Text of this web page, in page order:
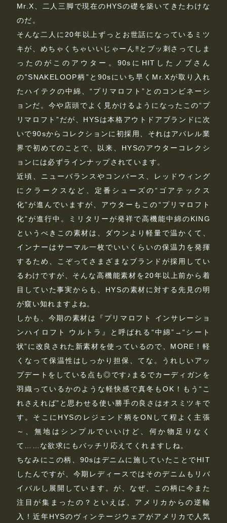
Mr.X、二人三脚で現在のHYSの礎を築いてきたわけな
のだ。
そんな二人に20年以上ずっとお世話になっているミツ
キが、めちゃくちゃいいじゃーん‼とブッ刺さってしま
ったのがこのアウター。90sにHITしたノブさん
の‟SNAKELOOP柄”と90sにいち早くMr.Xが取り入れ
たハイテクの中綿、“プリマロフト”とのコンビネーシ
ョンだ。今や店頭でよく見かけるようになったこの“プ
リマロフト”だが、HYSは本格アウトドアブランドに次
いで90sからコレクションに初採用、それはアパレル業
界で初めてのことで、以来、HYSのアウターコレクシ
ョンには必ずラインナップされています。
近頃、ニューバランスやコンバース、レッドウィング
にクラークスなど、定番シューズの“ゴアテックス
化”が進んでいますが、アウターもこの“プリマロフト
化”が進行中。ミリタリーが発祥で高機能中綿のKING
というべきこの素材は、ダウンより軽量で温かくて、
インナーはサーマル一枚でいいくらいの保温力を発揮
するため、こぞってさまざまなブランドが採用してい
るわけですが、そんな高機能素材を20年以上前から着
目していた事実からも、HYSの素材に対する先見の明
が窺い知れますよね。
しかも、今期の素材は『プリマロフト インサレーショ
ンハイロフト ウルトラ』と呼ばれる“中綿”→“シート
状”に改良された新素材を使っているので、MORE！軽
くなって保温性はしっかり担保、てな。うれしいアッ
プデートをしている点も◎です♪まるでカーディガンを
羽織っているかのような軽快感で真冬もOK！もう“こ
れさえれば”と思わせる使い勝手の良さはオスミツキで
す。そこにHYSのレジェンド柄をONして程よく主張
～、無地はシンプルでいいけど、何か物足りなく
て……な欲求にもバッチリ応えてくれますしね。
ちなみにこの柄、90sはデニムに施していたことでHIT
したんですが、今期レディースではそのデニムもリバ
イバルし展開しています。が、なぜ、この柄に今また
注目が集まったの？といえば、アメリカからの逆輸
入！近年HYSのヴィンテージウェアがアメリカで人気